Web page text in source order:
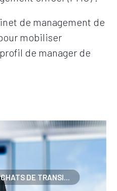
de management de
mobiliser
de manager de
DE TRANSI...